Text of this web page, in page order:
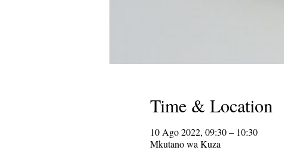
Time & Location
10 Ago 2022, 09:30 – 10:30
Mkutano wa Kuza